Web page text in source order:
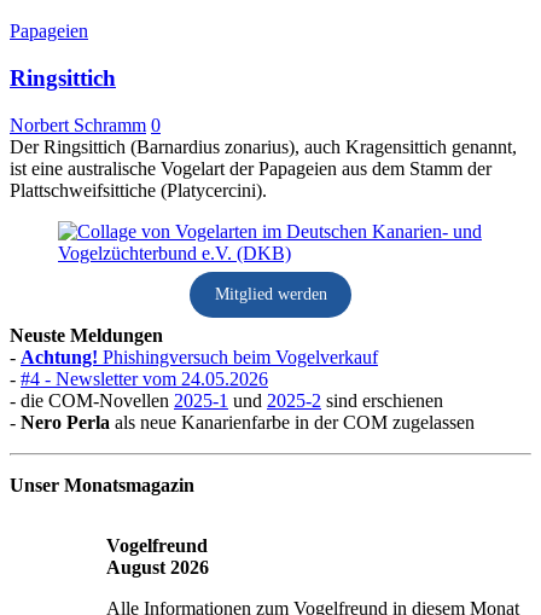
Papageien
Ringsittich
Norbert Schramm 0
Der Ringsittich (Barnardius zonarius), auch Kragensittich genannt,
ist eine australische Vogelart der Papageien aus dem Stamm der
Plattschweifsittiche (Platycercini).
Mitglied werden
Neuste Meldungen
- Achtung! Phishingversuch beim Vogelverkauf
- #4 - Newsletter vom 24.05.2026
- die COM-Novellen 2025-1 und 2025-2 sind erschienen
- Nero Perla als neue Kanarienfarbe in der COM zugelassen
Unser Monatsmagazin
Vogelfreund
August 2026
Alle Informationen zum Vogelfreund in diesem Monat